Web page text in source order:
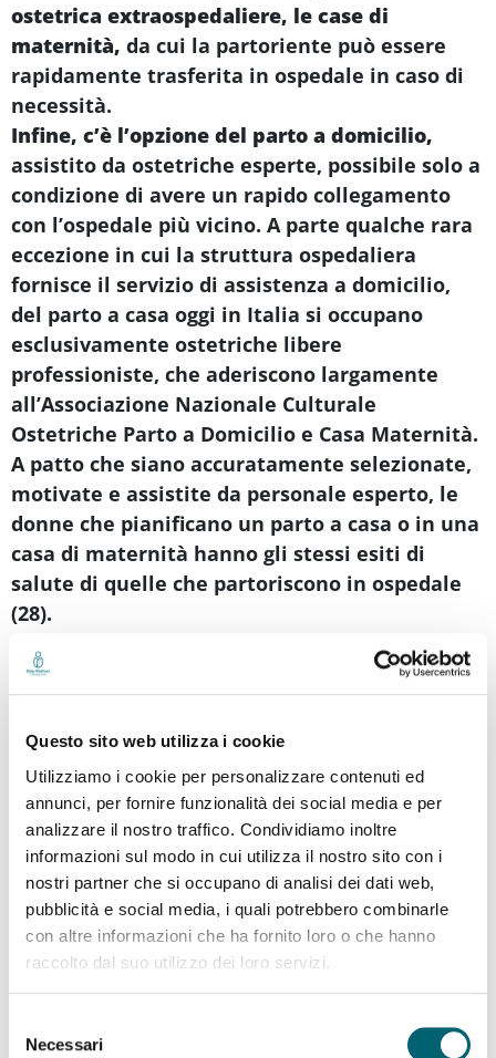
Questo sito web utilizza i cookie
Utilizziamo i cookie per personalizzare contenuti ed
annunci, per fornire funzionalità dei social media e per
analizzare il nostro traffico. Condividiamo inoltre
informazioni sul modo in cui utilizza il nostro sito con i
nostri partner che si occupano di analisi dei dati web,
pubblicità e social media, i quali potrebbero combinarle
con altre informazioni che ha fornito loro o che hanno
raccolto dal suo utilizzo dei loro servizi.
delNecessari
ostetrica extraospedaliere, le case di
maternità, da cui la partoriente può essere
rapidamente trasferita in ospedale in caso di
necessità.
Infine, c’è l’opzione del parto a domicilio,
assistito da ostetriche esperte, possibile solo a
condizione di avere un rapido collegamento
con l’ospedale più vicino. A parte qualche rara
eccezione in cui la struttura ospedaliera
fornisce il servizio di assistenza a domicilio,
del parto a casa oggi in Italia si occupano
esclusivamente ostetriche libere
professioniste, che aderiscono largamente
all’Associazione Nazionale Culturale
Ostetriche Parto a Domicilio e Casa Maternità.
A patto che siano accuratamente selezionate,
motivate e assistite da personale esperto, le
donne che pianificano un parto a casa o in una
casa di maternità hanno gli stessi esiti di
salute di quelle che partoriscono in ospedale
(28).
Iscriviti alla newsletter
Riceverai per prima le ultime novità dalla
Baby Wellness Foundation!
Fin qui si è parlato di fisiologia.In presenza di
fattori di rischioche potrebbero far deviare
travaglio e parto verso la patologia, come l’età
avanzata della futura mamma, l’obesità o una